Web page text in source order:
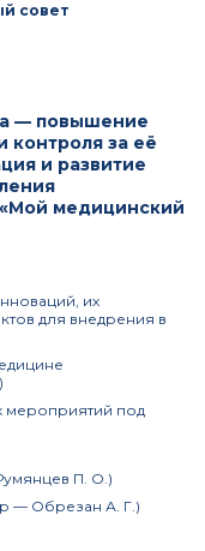
совет
— повышение
контроля за её
и развитие
медицинский
их
для внедрения в
мероприятий под
П. О.)
— Обрезан А. Г.)